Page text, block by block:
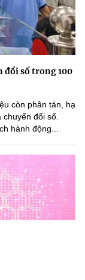
đổi số trong 100
còn phân tán, hạ
chuyển đổi số.
hành động...